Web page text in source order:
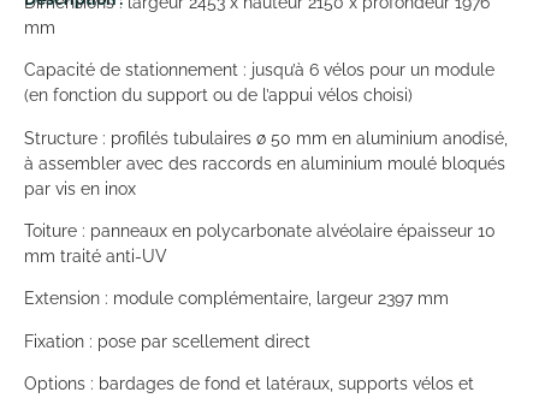
mm
Capacité de stationnement : jusqu’à 6 vélos pour un module
(en fonction du support ou de l’appui vélos choisi)
Structure : profilés tubulaires ø 50 mm en aluminium anodisé,
à assembler avec des raccords en aluminium moulé bloqués
par vis en inox
Toiture : panneaux en polycarbonate alvéolaire épaisseur 10
mm traité anti-UV
Extension : module complémentaire, largeur 2397 mm
Fixation : pose par scellement direct
Options : bardages de fond et latéraux, supports vélos et